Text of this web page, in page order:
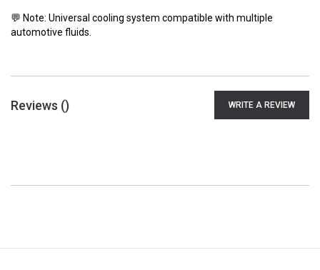
💬 Note: Universal cooling system compatible with multiple
automotive fluids.
Reviews () WRITE A REVIEW